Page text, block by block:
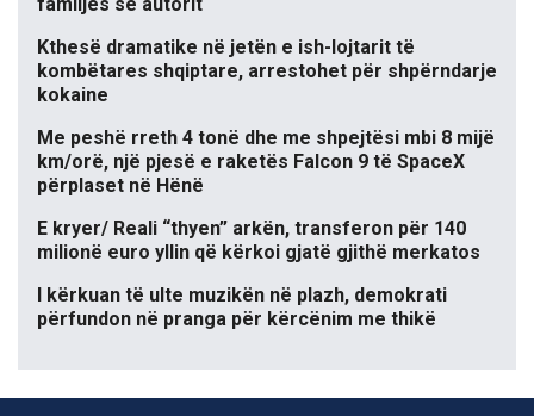
Kthesë dramatike në jetën e ish-lojtarit të
kombëtares shqiptare, arrestohet për shpërndarje
kokaine
Me peshë rreth 4 tonë dhe me shpejtësi mbi 8 mijë
km/orë, një pjesë e raketës Falcon 9 të SpaceX
përplaset në Hënë
E kryer/ Reali “thyen” arkën, transferon për 140
milionë euro yllin që kërkoi gjatë gjithë merkatos
I kërkuan të ulte muzikën në plazh, demokrati
përfundon në pranga për kërcënim me thikë